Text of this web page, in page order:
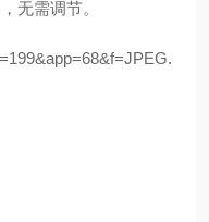
无需调节。